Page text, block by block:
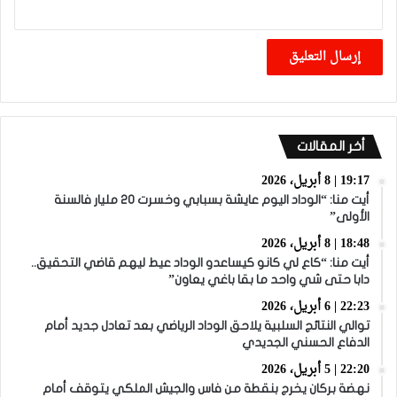
أخر المقالات
19:17 | 8 أبريل، 2026
أيت منا: “الوداد اليوم عايشة بسبابي وخسرت 20 مليار فالسنة
الأولى”
18:48 | 8 أبريل، 2026
أيت منا: “كاع لي كانو كيساعدو الوداد عيط ليهم قاضي التحقيق..
دابا حتى شي واحد ما بقا باغي يعاون”
22:23 | 6 أبريل، 2026
توالي النتائج السلبية يلاحق الوداد الرياضي بعد تعادل جديد أمام
الدفاع الحسني الجديدي
22:20 | 5 أبريل، 2026
نهضة بركان يخرج بنقطة من فاس والجيش الملكي يتوقف أمام